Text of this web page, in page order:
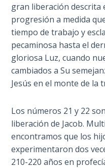
James
to the
Twelve
Tribes
The First
Epistle of
Fellowship
of the
Sons
The
gran liberación descrita
progresión a medida
tiempo de trabajo y
pecaminosa hasta el
gloriosa Luz, cuando
cambiados a Su
Jesús en el monte de la
Los números 21 y 22
liberación de Jacob.
encontramos que los
experimentaron dos
210-220 años en